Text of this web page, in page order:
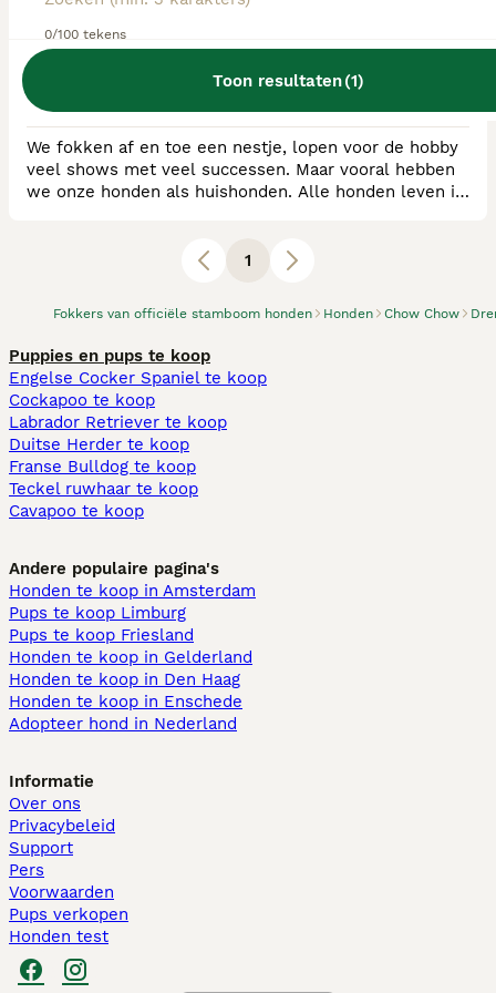
0/100 tekens
Toon resultaten(1)
Fokkers van officiële stamboom honden Honden Chow Chow
RvB Geregistreerde Kennel
Teckel (langhaar)
puppy's beschikbaar
We fokken af en toe een nestje, lopen voor de hobby
veel shows met veel successen. Maar vooral hebben
we onze honden als huishonden. Alle honden leven in
1
Puppies en pups te koop
Engelse Cocker Spaniel te koop
Cockapoo te koop
Labrador Retriever te koop
Duitse Herder te koop
Franse Bulldog te koop
Teckel ruwhaar te koop
Cavapoo te koop
Andere populaire pagina's
Honden te koop in Amsterdam
Pups te koop Limburg​
Pups te koop Friesland​
Honden te koop in Gelderland
Honden te koop in Den Haag
Honden te koop in Enschede
Adopteer hond in Nederland
Informatie
Over ons
Privacybeleid
Support
Pers
Voorwaarden
Pups verkopen
Honden test